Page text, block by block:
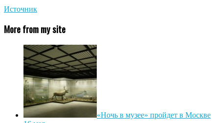
Источник
More from my site
«Ночь в музее» пройдет в Москве